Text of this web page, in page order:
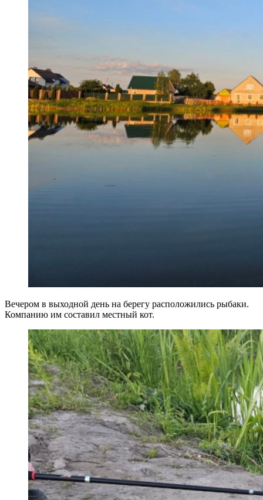
Вечером в выходной день на берегу расположились рыбаки.
Компанию им составил местный кот.